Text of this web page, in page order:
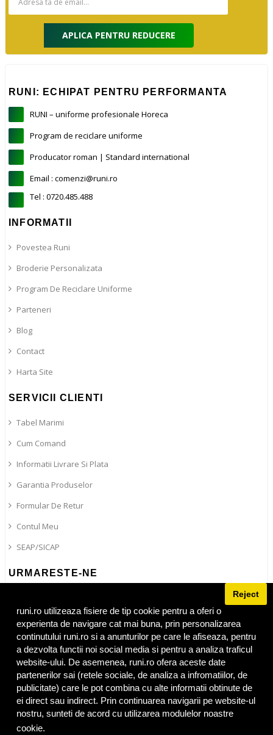
runi.ro utilizeaza fisiere de tip cookie pentru a oferi o
experienta de navigare cat mai buna, prin personalizarea
continutului runi.ro si a anunturilor pe care le afiseaza, pentru
a dezvolta functii noi social media si pentru a analiza traficul
website-ului. De asemenea, runi.ro ofera aceste date
partenerilor sai (retele sociale, de analiza a infromatiilor, de
publicitate) care le pot combina cu alte informatii obtinute de
ei direct sau indirect. Prin continuarea navigarii pe website-ul
nostru, sunteti de acord cu utilizarea modulelor noastre
cookie.
Reject
APLICA PENTRU REDUCERE
RUNI: ECHIPAT PENTRU PERFORMANTA
RUNI – uniforme profesionale Horeca
Program de reciclare uniforme
Producator roman | Standard international
Email : comenzi@runi.ro
Tel : 0720.485.488
INFORMATII
Povestea Runi
Broderie Personalizata
Program De Reciclare Uniforme
Parteneri
Blog
Contact
Harta Site
SERVICII CLIENTI
Tabel Marimi
Cum Comand
Informatii Livrare Si Plata
Garantia Produselor
Formular De Retur
Contul Meu
SEAP/SICAP
URMARESTE-NE
Facebook
Instagram
Tiktok
Adresa runi.ro:Bulevardul 1 Mai nr 86,Craiova,Dolj,200326Tel:
0720.485.488© 2019. RUNI Nr. R.C.: J16/2121/2019, C.U.I.: